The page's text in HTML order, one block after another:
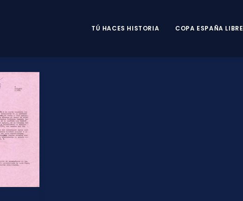
TÚ HACES HISTORIA COPA ESPAÑA LIBRE